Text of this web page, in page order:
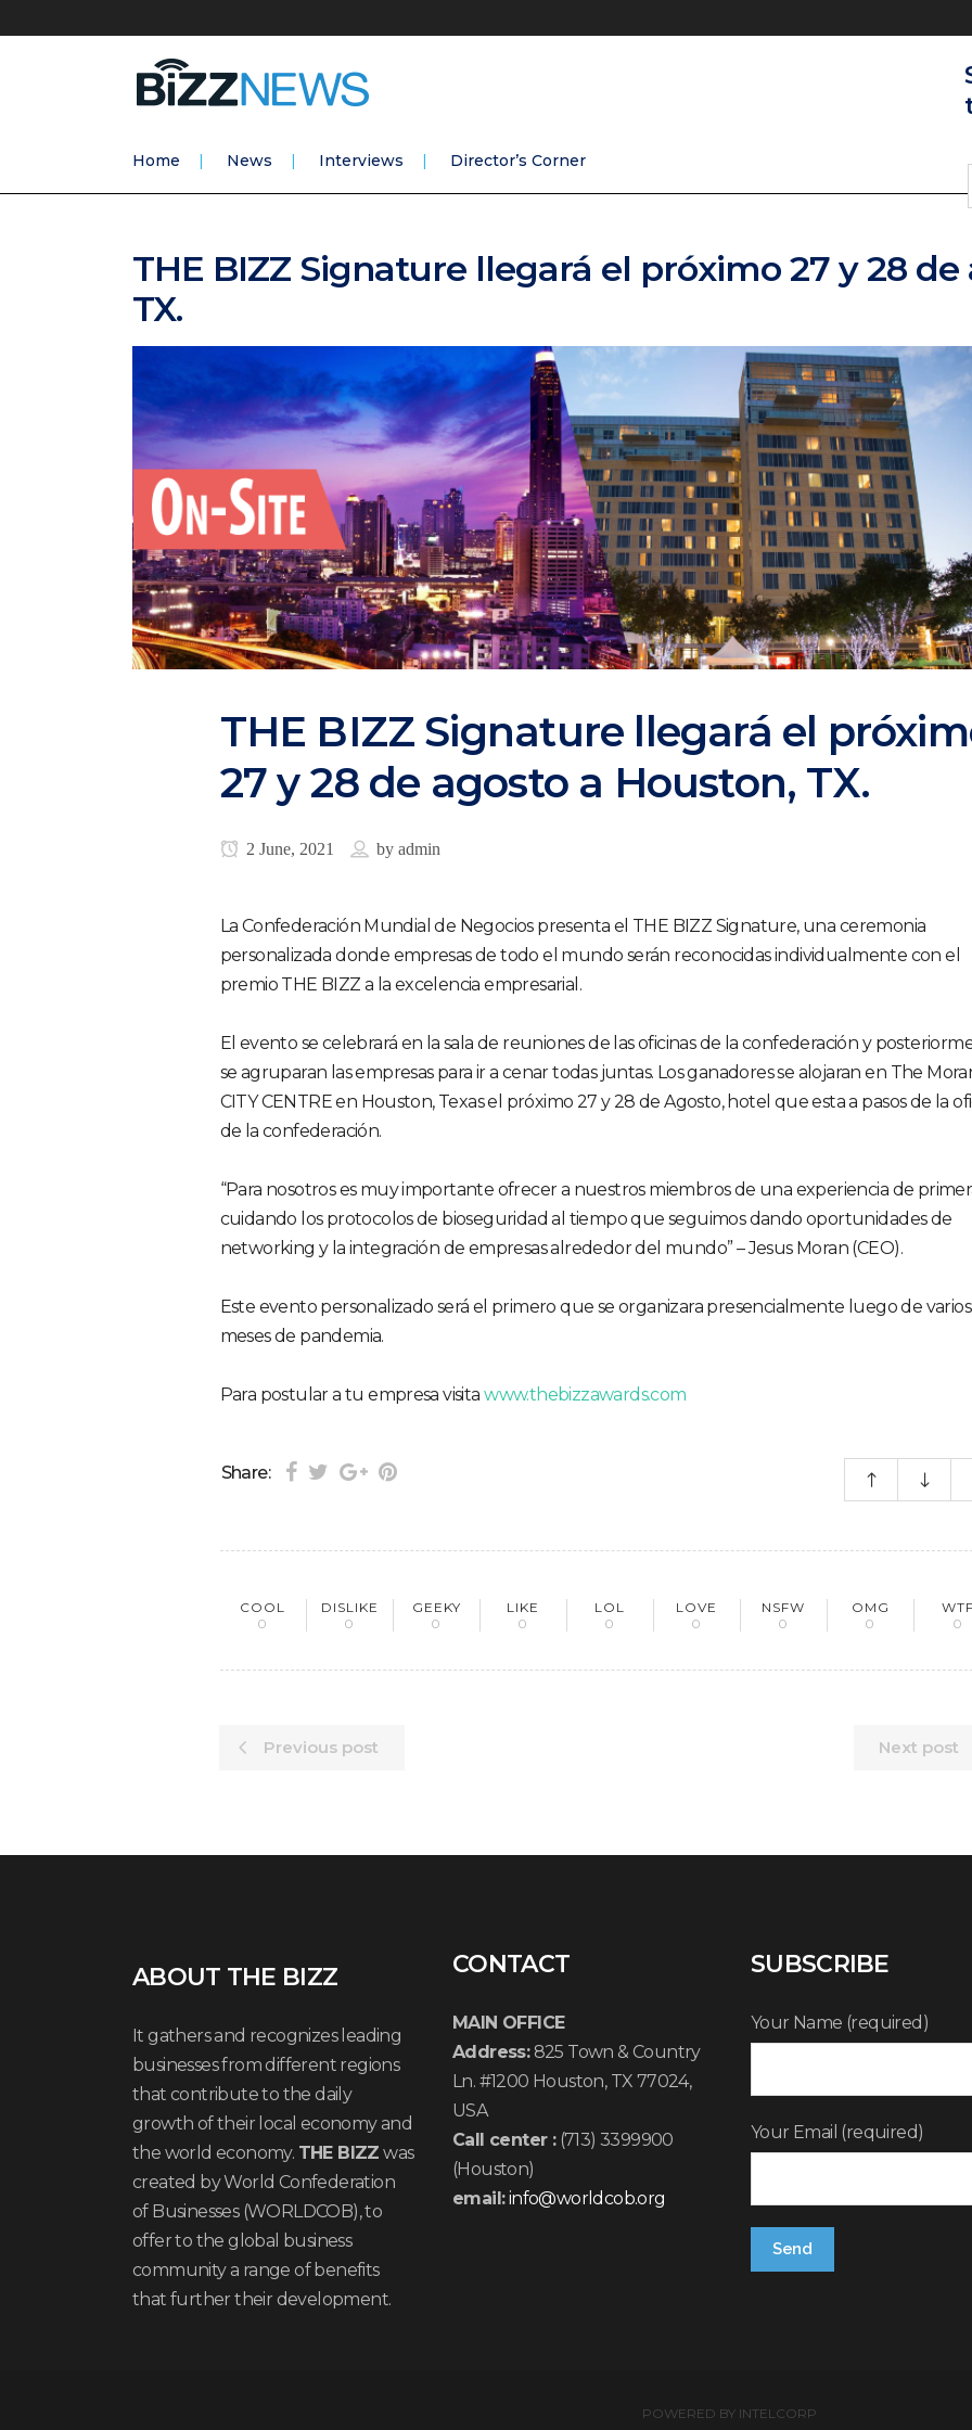
Home News Interviews Director’s Corner
THE BIZZ Signature llegará el próximo 27 y 28 de
TX.
THE BIZZ Signature llegará el
27 y 28 de agosto a Houston, TX.
2 June, 2021 by admin
La Confederación Mundial de Negocios presenta el THE BIZZ Signature, una ceremonia
personalizada donde empresas de todo el mundo serán reconocidas individualmente con el
premio THE BIZZ a la excelencia empresarial.
El evento se celebrará en la sala de reuniones de las oficinas de la confederación y
se agruparan las empresas para ir a cenar todas juntas. Los ganadores se alojaran en The
CITY CENTRE en Houston, Texas el próximo 27 y 28 de Agosto, hotel que esta a pasos de la
de la confederación.
“Para nosotros es muy importante ofrecer a nuestros miembros de una experiencia de
cuidando los protocolos de bioseguridad al tiempo que seguimos dando oportunidades de
networking y la integración de empresas alrededor del mundo” – Jesus Moran (CEO).
Este evento personalizado será el primero que se organizara presencialmente luego de varios
meses de pandemia.
Para postular a tu empresa visitawww.thebizzawards.com
Share:
COOL
0
DISLIKE
0
GEEKY
0
LIKE
0
LOL
0
LOVE
0
NSFW
0
OMG
0
0
Previous post Next post
ABOUT THE BIZZ
It gathers and recognizes leading
businesses from different regions
that contribute to the daily
growth of their local economy and
the world economy. THE BIZZ was
created by World Confederation
of Businesses (WORLDCOB), to
offer to the global business
community a range of benefits
that further their development.
CONTACT
MAIN OFFICE
Address:825 Town & Country
Ln. #1200 Houston, TX 77024,
USA
Call center :(713) 3399900
(Houston)
email:info@worldcob.org
SUBSCRIBE
Your Name (required)
Your Email (required)
POWERED BY INTELCORP